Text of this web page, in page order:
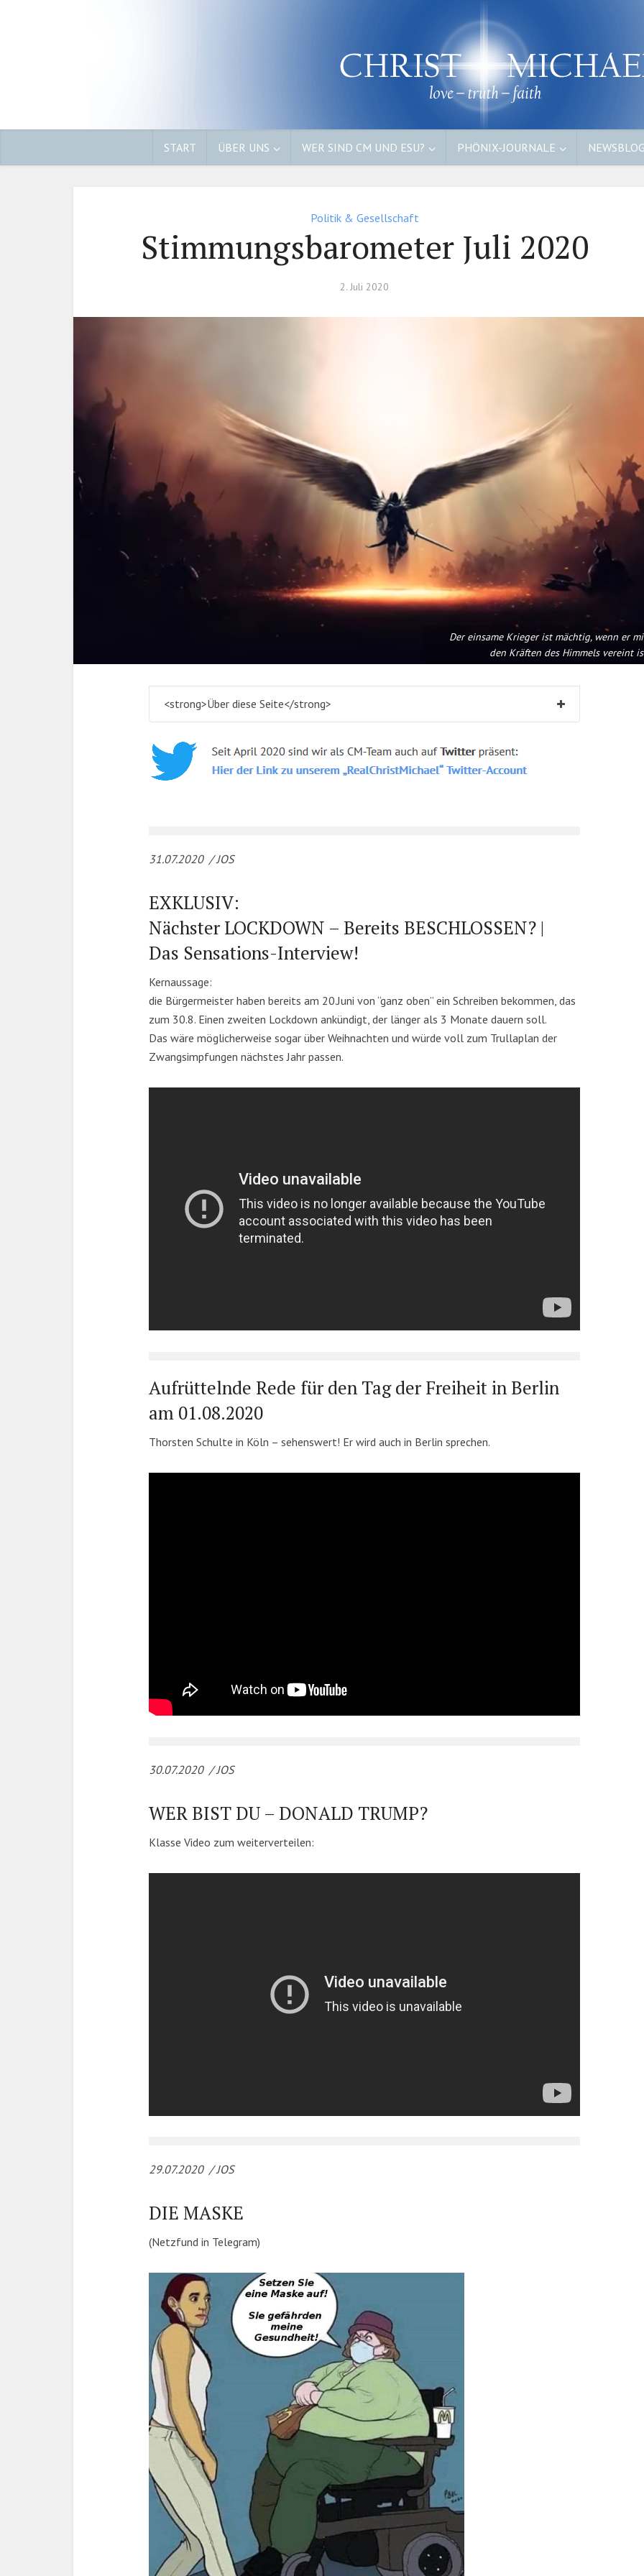
START ÜBER UNS WER SIND CM UND ESU? PHÖNIX-JOURNALE
Politik & Gesellschaft
Stimmungsbarometer Juli 2020
2. Juli 2020
Der einsame Krieger ist mächtig, wenn er
den Kräften des Himmels vereint
<strong>Über diese Seite</strong>
31.07.2020 / JOS
EXKLUSIV:
Nächster LOCKDOWN – Bereits BESCHLOSSEN? |
Das Sensations-Interview!
Kernaussage:
die Bürgermeister haben bereits am 20.Juni von “ganz oben” ein Schreiben bekommen, das
zum 30.8. Einen zweiten Lockdown ankündigt, der länger als 3 Monate dauern soll.
Das wäre möglicherweise sogar über Weihnachten und würde voll zum Trullaplan der
Zwangsimpfungen nächstes Jahr passen.
Aufrüttelnde Rede für den Tag der Freiheit in Berlin
am 01.08.2020
Thorsten Schulte in Köln – sehenswert! Er wird auch in Berlin sprechen.
30.07.2020 / JOS
WER BIST DU – DONALD TRUMP?
Klasse Video zum weiterverteilen:
29.07.2020 / JOS
DIE MASKE
(Netzfund in Telegram)